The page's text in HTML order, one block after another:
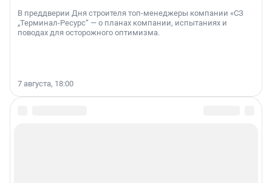
В преддверии Дня строителя топ-менеджеры компании «СЗ
„Терминал-Ресурс“ — о планах компании, испытаниях и
поводах для осторожного оптимизма.
7 августа, 18:00